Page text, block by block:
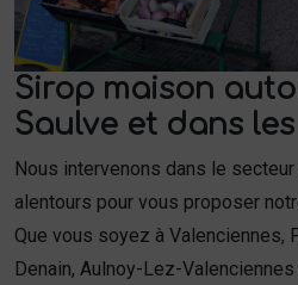
Sirop maison
Saulve et dans
Nous intervenons dans le
alentours pour vous proposer
Que vous soyez à Valenciennes,
Denain, Aulnoy-Lez-